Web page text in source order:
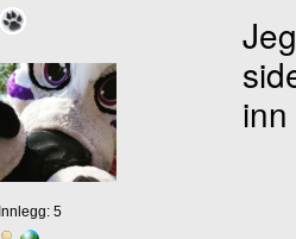
Innlegg: 5